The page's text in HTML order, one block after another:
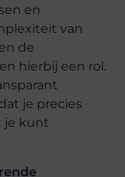
en
van
de
hierbij een rol.
je precies
je kunt